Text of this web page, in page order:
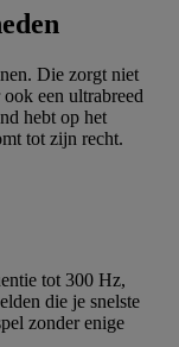
Die zorgt niet
een ultrabreed
hebt op het
tot zijn recht.
tot 300 Hz,
die je snelste
zonder enige